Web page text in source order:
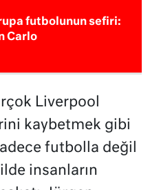
futbolunun sefiri:
Carlo
Liverpool
kaybetmek gibi
futbolla değil
insanların